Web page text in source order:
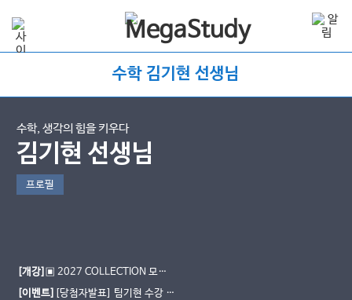
수학 김기현 선생님
수학, 생각의 힘을 키우다
김기현 선생님
프로필
[개강]▣ 2027 COLLECTION 모의
고사 OT 오픈 ▣
[이벤트] [당첨자발표] 팀기현 수강 후